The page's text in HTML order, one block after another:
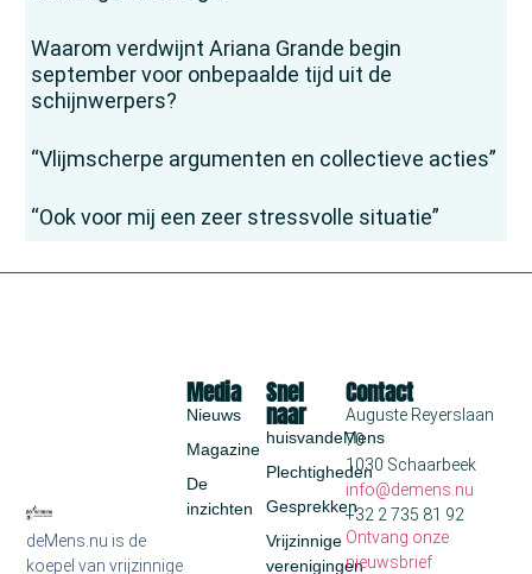
Waarom verdwijnt Ariana Grande begin
september voor onbepaalde tijd uit de
schijnwerpers?
“Vlijmscherpe argumenten en collectieve acties”
“Ook voor mij een zeer stressvolle situatie”
deMens.nu is de
koepel van vrijzinnige
Snel
naar
huisvandeMens
Plechtigheden
Gesprekken
Vrijzinnige
verenigingen
Media
Nieuws
Magazine
De
inzichten
Contact
Auguste Reyerslaan
70
1030 Schaarbeek
info@demens.nu
+32 2 735 81 92
Ontvang onze
nieuwsbrief